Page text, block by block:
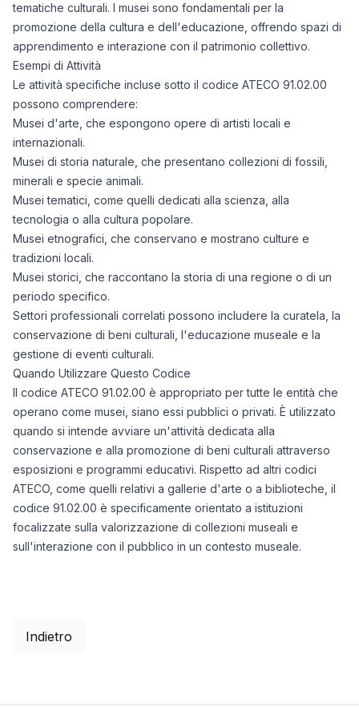
tematiche culturali. I musei sono fondamentali per la
promozione della cultura e dell'educazione, offrendo spazi di
apprendimento e interazione con il patrimonio collettivo.
Esempi di Attività
Le attività specifiche incluse sotto il codice ATECO 91.02.00
possono comprendere:
Musei d'arte, che espongono opere di artisti locali e
internazionali.
Musei di storia naturale, che presentano collezioni di fossili,
minerali e specie animali.
Musei tematici, come quelli dedicati alla scienza, alla
tecnologia o alla cultura popolare.
Musei etnografici, che conservano e mostrano culture e
tradizioni locali.
Musei storici, che raccontano la storia di una regione o di un
periodo specifico.
Settori professionali correlati possono includere la curatela, la
conservazione di beni culturali, l'educazione museale e la
gestione di eventi culturali.
Quando Utilizzare Questo Codice
Il codice ATECO 91.02.00 è appropriato per tutte le entità che
operano come musei, siano essi pubblici o privati. È utilizzato
quando si intende avviare un'attività dedicata alla
conservazione e alla promozione di beni culturali attraverso
esposizioni e programmi educativi. Rispetto ad altri codici
ATECO, come quelli relativi a gallerie d'arte o a biblioteche, il
codice 91.02.00 è specificamente orientato a istituzioni
focalizzate sulla valorizzazione di collezioni museali e
sull'interazione con il pubblico in un contesto museale.
Indietro